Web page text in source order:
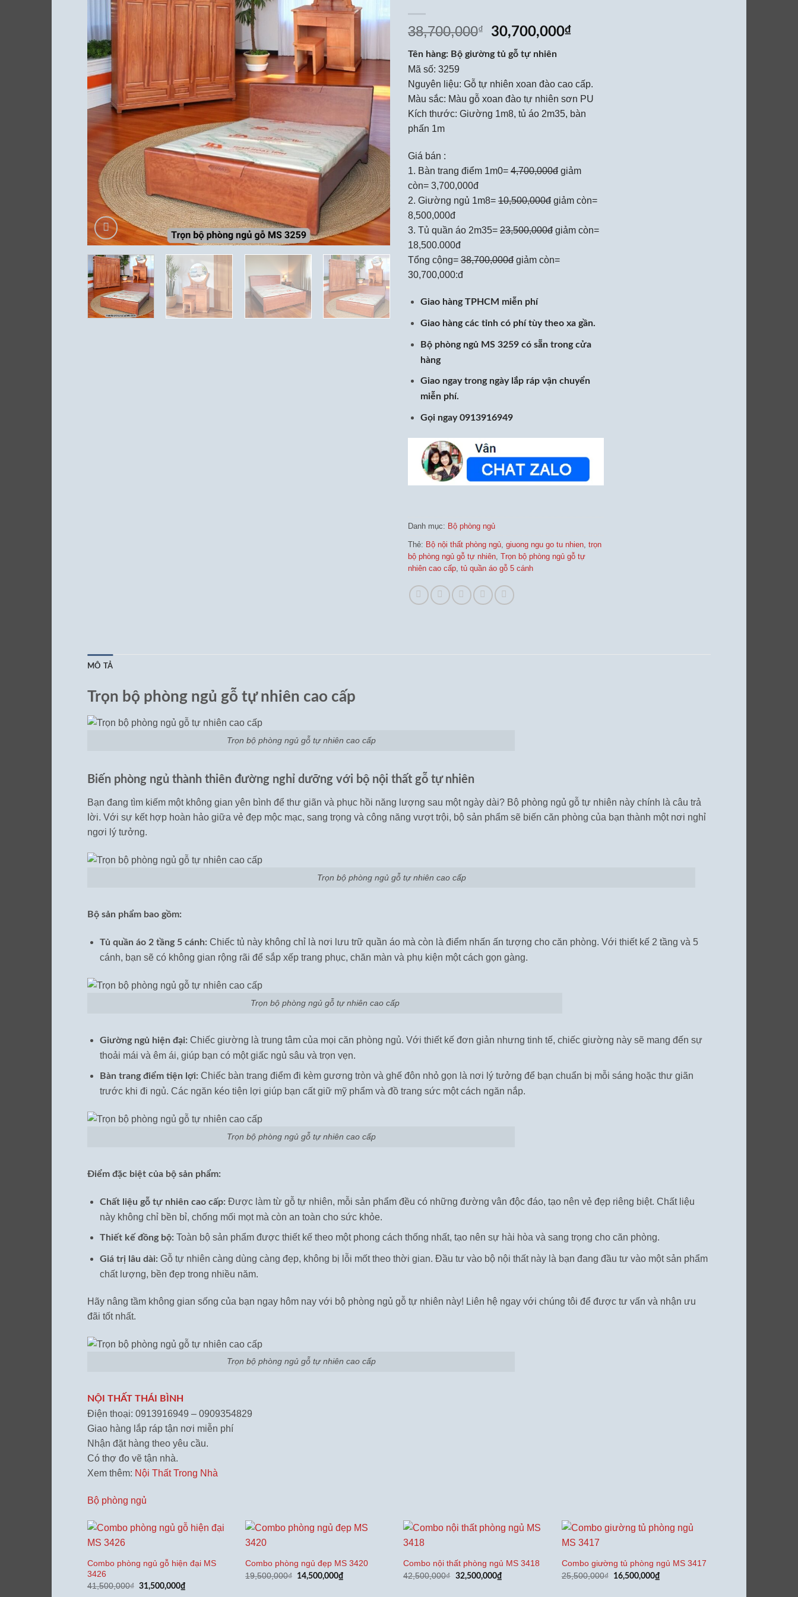
38,700,000₫
Giá
là:
30,700,000₫Giá
30,700,000₫.
Tên hàng: Bộ giường tủ gỗ tự nhiên
Mã số: 3259
Nguyên liệu: Gỗ tự nhiên xoan đào cao cấp.
Màu sắc: Màu gỗ xoan đào tự nhiên sơn PU
Kích thước: Giường 1m8, tủ áo 2m35, bàn
phấn 1m
Giá bán :
1. Bàn trang điểm 1m0= 4,700,000đ giảm
còn= 3,700,000đ
2. Giường ngủ 1m8= 10,500,000đ giảm còn=
8,500,000đ
3. Tủ quần áo 2m35= 23,500,000đ giảm còn=
18,500.000đ
Tổng cộng= 38,700,000đ giảm còn=
30,700,000:đ
Giao hàng TPHCM miễn phí
Giao hàng các tỉnh có phí tùy theo xa gần.
Bộ phòng ngủ MS 3259 có sẵn trong cửa
hàng
Giao ngay trong ngày lắp ráp vận chuyển
miễn phí.
Gọi ngay 0913916949
Danh mục: Bộ phòng ngủ
Thẻ: Bộ nội thất phòng ngủ, giuong ngu go tu nhien, trọn
bộ phòng ngủ gỗ tự nhiên, Trọn bộ phòng ngủ gỗ tự
nhiên cao cấp, tủ quần áo gỗ 5 cánh
MÔ TẢ
Trọn bộ phòng ngủ gỗ tự nhiên cao cấp
Trọn bộ phòng ngủ gỗ tự nhiên cao cấp
Biến phòng ngủ thành thiên đường nghỉ dưỡng với bộ nội thất gỗ tự nhiên
Bạn đang tìm kiếm một không gian yên bình để thư giãn và phục hồi năng lượng sau một ngày dài? Bộ phòng ngủ gỗ tự nhiên này chính là câu trả
lời. Với sự kết hợp hoàn hảo giữa vẻ đẹp mộc mạc, sang trọng và công năng vượt trội, bộ sản phẩm sẽ biến căn phòng của bạn thành một nơi nghỉ
ngơi lý tưởng.
Trọn bộ phòng ngủ gỗ tự nhiên cao cấp
Bộ sản phẩm bao gồm:
Tủ quần áo 2 tầng 5 cánh: Chiếc tủ này không chỉ là nơi lưu trữ quần áo mà còn là điểm nhấn ấn tượng cho căn phòng. Với thiết kế 2 tầng và 5
cánh, bạn sẽ có không gian rộng rãi để sắp xếp trang phục, chăn màn và phụ kiện một cách gọn gàng.
Trọn bộ phòng ngủ gỗ tự nhiên cao cấp
Giường ngủ hiện đại: Chiếc giường là trung tâm của mọi căn phòng ngủ. Với thiết kế đơn giản nhưng tinh tế, chiếc giường này sẽ mang đến sự
thoải mái và êm ái, giúp bạn có một giấc ngủ sâu và trọn vẹn.
Bàn trang điểm tiện lợi: Chiếc bàn trang điểm đi kèm gương tròn và ghế đôn nhỏ gọn là nơi lý tưởng để bạn chuẩn bị mỗi sáng hoặc thư giãn
trước khi đi ngủ. Các ngăn kéo tiện lợi giúp bạn cất giữ mỹ phẩm và đồ trang sức một cách ngăn nắp.
Trọn bộ phòng ngủ gỗ tự nhiên cao cấp
Điểm đặc biệt của bộ sản phẩm:
Chất liệu gỗ tự nhiên cao cấp: Được làm từ gỗ tự nhiên, mỗi sản phẩm đều có những đường vân độc đáo, tạo nên vẻ đẹp riêng biệt. Chất liệu
này không chỉ bền bỉ, chống mối mọt mà còn an toàn cho sức khỏe.
Thiết kế đồng bộ: Toàn bộ sản phẩm được thiết kế theo một phong cách thống nhất, tạo nên sự hài hòa và sang trọng cho căn phòng.
Giá trị lâu dài: Gỗ tự nhiên càng dùng càng đẹp, không bị lỗi mốt theo thời gian. Đầu tư vào bộ nội thất này là bạn đang đầu tư vào một sản phẩm
chất lượng, bền đẹp trong nhiều năm.
Hãy nâng tầm không gian sống của bạn ngay hôm nay với bộ phòng ngủ gỗ tự nhiên này! Liên hệ ngay với chúng tôi để được tư vấn và nhận ưu
đãi tốt nhất.
Trọn bộ phòng ngủ gỗ tự nhiên cao cấp
NỘI THẤT THÁI BÌNH
Điện thoại: 0913916949 – 0909354829
Giao hàng lắp ráp tận nơi miễn phí
Nhận đặt hàng theo yêu cầu.
Có thợ đo vẽ tận nhà.
Xem thêm: Nội Thất Trong Nhà
Bộ phòng ngủ
Combo phòng ngủ gỗ hiện đại MS
3426
41,500,000₫ Giá
31,500,000₫
Combo phòng ngủ đẹp MS 3420
19,500,000₫ Giá
14,500,000₫
Combo nội thất phòng ngủ MS 3418
42,500,000₫ Giá
32,500,000₫Giá
hiện
Combo giường tủ phòng ngủ MS 3417
25,500,000₫ Giá
16,500,000₫Giá
hiện